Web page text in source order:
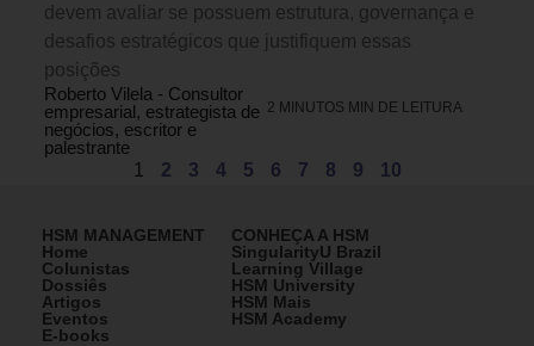
devem avaliar se possuem estrutura, governança e
desafios estratégicos que justifiquem essas
posições
Roberto Vilela - Consultor
empresarial, estrategista de
negócios, escritor e
palestrante
2 MINUTOS MIN DE LEITURA
1 2 3 4 5 6 7 8 9 10
HSM MANAGEMENT
Home
Colunistas
Dossiês
Artigos
Eventos
E-books
CONHEÇA A HSM
SingularityU Brazil
Learning Village
HSM University
HSM Mais
HSM Academy